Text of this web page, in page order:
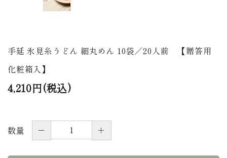
プライバシーポリシー
お問い合わせ
ページ一覧
手延 氷見糸うどん 細丸めん 10袋／20人前 【贈答用
化粧箱入】
4,210円(税込)
数量 － ＋